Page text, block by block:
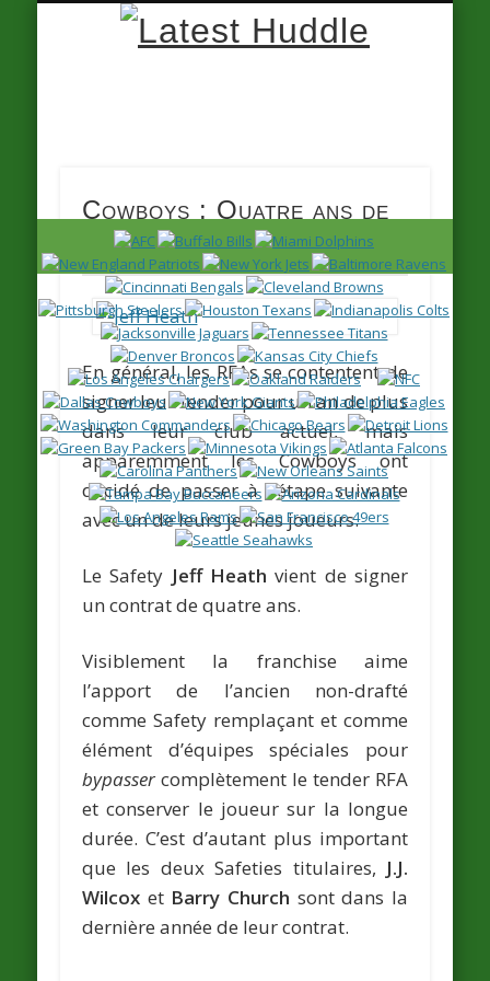
Cowboys : Quatre ans de
plus pour Jeff Heath
En général, les RFAs se contentent de
signer leur tender pour un an de plus
dans leur club actuel, mais
apparemment les Cowboys ont
décidé de passer à l’étape suivante
avec un de leurs jeunes joueurs.
Le Safety Jeff Heath vient de signer
un contrat de quatre ans.
Visiblement la franchise aime
l’apport de l’ancien non-drafté
comme Safety remplaçant et comme
élément d’équipes spéciales pour
bypasser complètement le tender RFA
et conserver le joueur sur la longue
durée. C’est d’autant plus important
que les deux Safeties titulaires, J.J.
Wilcox et Barry Church sont dans la
dernière année de leur contrat.